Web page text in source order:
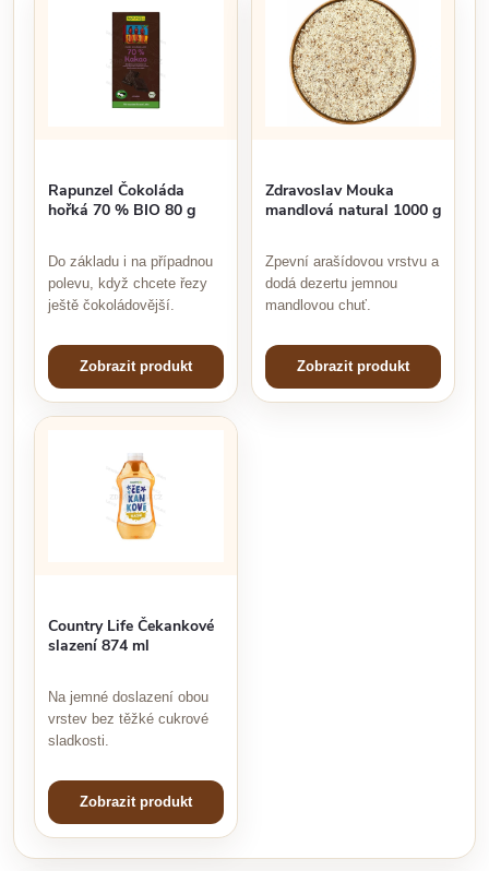
Rapunzel Čokoláda
hořká 70 % BIO 80 g
Do základu i na případnou
polevu, když chcete řezy
ještě čokoládovější.
Zobrazit produkt
Zdravoslav Mouka
mandlová natural 1000 g
Zpevní arašídovou vrstvu a
dodá dezertu jemnou
mandlovou chuť.
Zobrazit produkt
Country Life Čekankové
slazení 874 ml
Na jemné doslazení obou
vrstev bez těžké cukrové
sladkosti.
Zobrazit produkt